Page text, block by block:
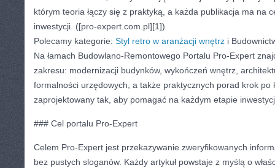
którym teoria łączy się z praktyką, a każda publikacja ma na
inwestycji. ([pro-expert.com.pl][1])
Polecamy kategorie: Styl retro w aranżacji wnętrz i
Na łamach Budowlano-Remontowego Portalu Pro-Expert
zakresu: modernizacji budynków, wykończeń wnętrz,
formalności urzędowych, a także praktycznych porad krok po
zaprojektowany tak, aby pomagać na każdym etapie
### Cel portalu Pro-Expert
Celem Pro-Expert jest przekazywanie zweryfikowanych
bez pustych sloganów. Każdy artykuł powstaje z myślą o